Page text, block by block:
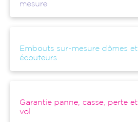
mesure
Embouts sur-mesure dômes et
écouteurs
Garantie panne, casse, perte et
vol